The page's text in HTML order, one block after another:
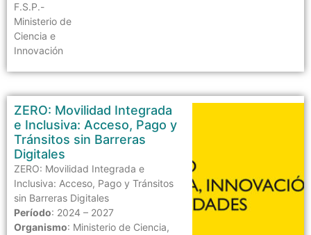
F.S.P.-
Ministerio de
Ciencia e
Innovación
ZERO: Movilidad Integrada
e Inclusiva: Acceso, Pago y
Tránsitos sin Barreras
Digitales
ZERO: Movilidad Integrada e
Inclusiva: Acceso, Pago y Tránsitos
sin Barreras Digitales
Período: 2024 – 2027
Organismo: Ministerio de Ciencia,